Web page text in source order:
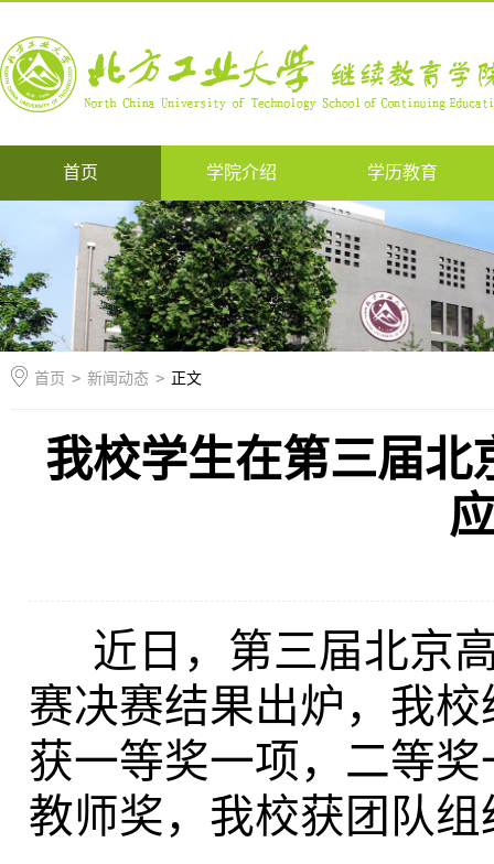
首页 学院介绍 学历教育
首页 > 新闻动态 > 正文
我校学生在第三届北
近日，第三届北京
赛决赛结果出炉，我
获一等奖一项，二等
教师奖，我校获团队组